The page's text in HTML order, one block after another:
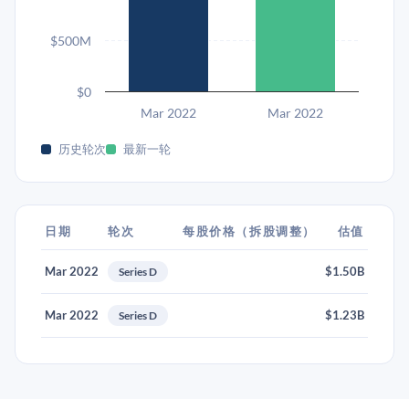
Mar 2022 Mar 2022
$0
$500M
历史轮次 最新一轮
日期 轮次 每股价格（拆股调整） 估值
Mar 2022 Series D $1.50B
Mar 2022 Series D $1.23B